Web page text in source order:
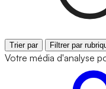
Trier par Filtrer par
Votre média d'analyse